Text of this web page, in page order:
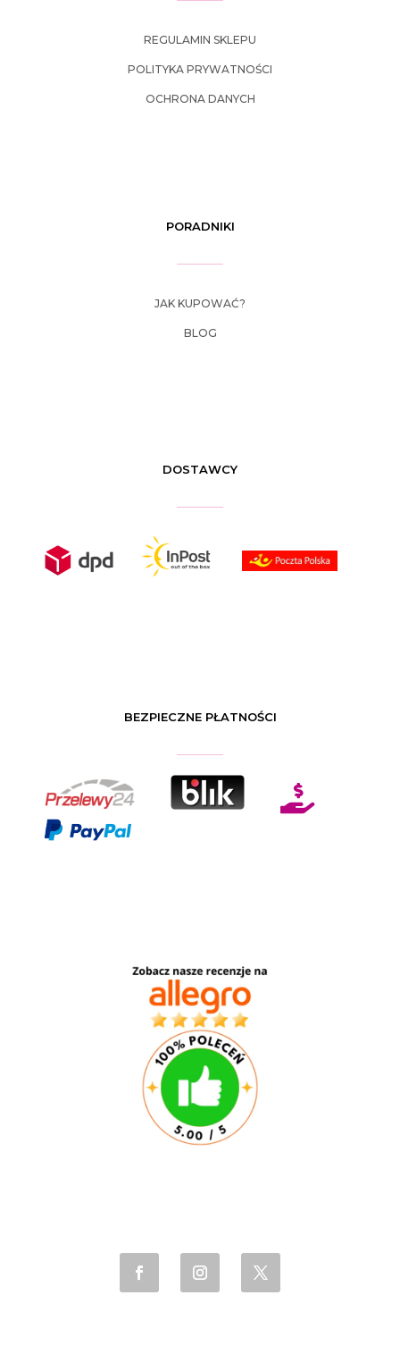
REGULAMIN SKLEPU
POLITYKA PRYWATNOŚCI
OCHRONA DANYCH
PORADNIKI
JAK KUPOWAĆ?
BLOG
DOSTAWCY
BEZPIECZNE PŁATNOŚCI
